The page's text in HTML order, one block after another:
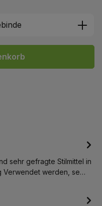
sehr gefragte Stilmittel in
Verwendet werden, se…